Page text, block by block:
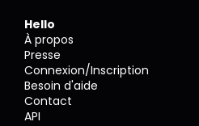
Hello
À propos
Presse
Connexion/Inscription
Besoin d'aide
Contact
API